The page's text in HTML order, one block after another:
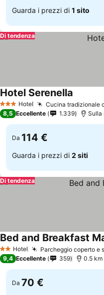
Guarda i prezzi di 1 sito
Di tendenza
3 StelleHotel Cucina tradizionale
Hotel Serenella
8,5 Eccellente 1.339 Sulla
Da 114 €
Guarda i prezzi di 2 siti
Di tendenza
2 StelleHotel Parcheggio coperto e
Bed and Breakfast
9,4 Eccellente 359 0.5 km
Da 70 €